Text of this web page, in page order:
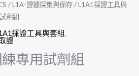
/L1A-證據採集與保存/L1A1採證工具與
劑組
採證工具與套組,
證
專用試劑組